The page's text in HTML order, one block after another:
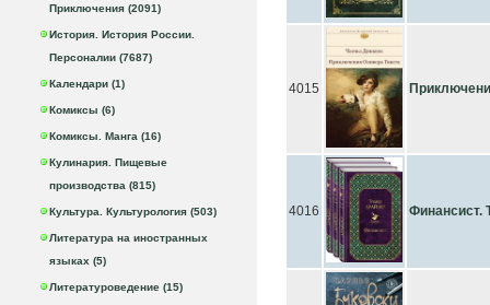
Приключения (2091)
История. История России.
Персоналии (7687)
Календари (1)
Комиксы (6)
Комиксы. Манга (16)
Кулинария. Пищевые
производства (815)
Культура. Культурология (503)
Литература на иностранных
языках (5)
Литературоведение (15)
4015
4016 Финансист.